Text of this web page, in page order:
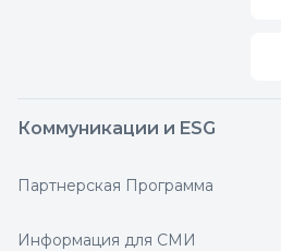
Коммуникации и ESG
Партнерская Программа
Информация для СМИ